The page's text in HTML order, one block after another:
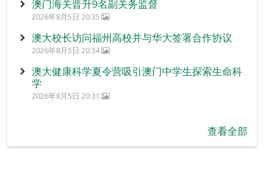
澳门海关晋升9名副关务监督
2026年8月5日 20:35
澳大校长访问福州高校并与华大签署合作协议
2026年8月5日 20:34
澳大健康科学夏令营吸引澳门中学生探索生命科
学
2026年8月5日 20:31
查看全部